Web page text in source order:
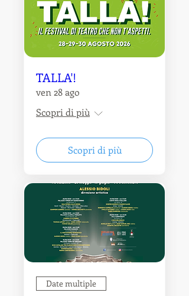
TALLA'!
ven 28 ago
Scopri di più
Scopri di più
Date multiple